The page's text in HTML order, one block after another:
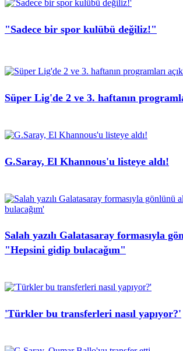
"Sadece bir spor kulübü değiliz!"
Süper Lig'de 2 ve 3. haftanın
G.Saray, El Khannous'u listeye aldı!
Salah yazılı Galatasaray formasıyla
"Hepsini gidip bulacağım"
'Türkler bu transferleri nasıl yapıyor?'